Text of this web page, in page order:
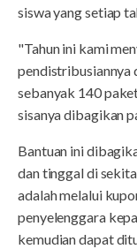
siswa yang setiap
"Tahun ini kami
pendistribusiannya
sebanyak 140
sisanya dibagikan
Bantuan ini
dan tinggal di
adalah melalui
penyelenggara
kemudian dapat